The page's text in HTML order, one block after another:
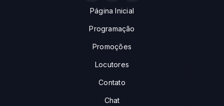
Página Inicial
Programação
Promoções
Locutores
Contato
Chat